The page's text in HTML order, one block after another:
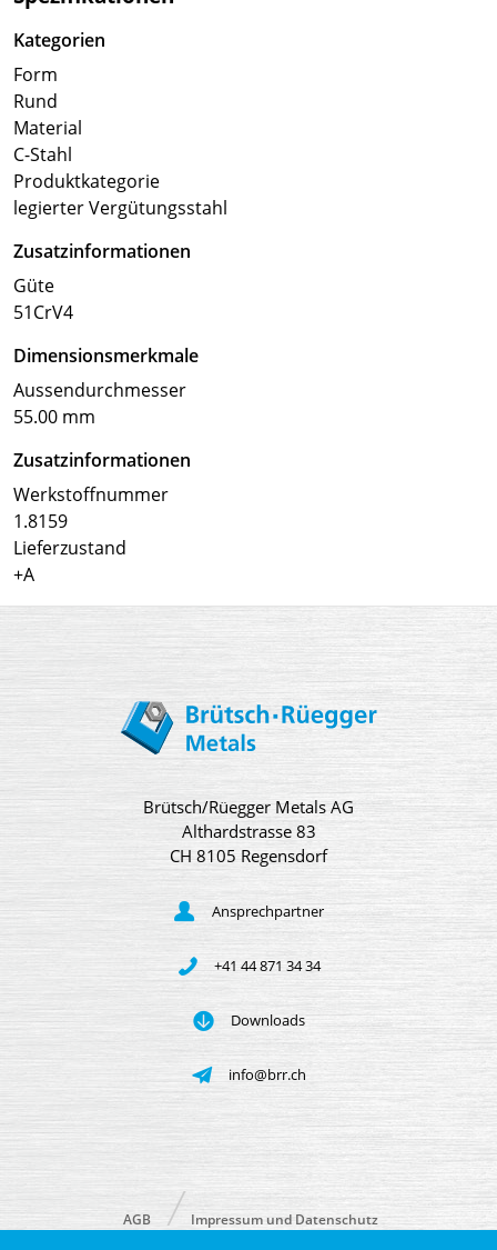
Kategorien
Form
Rund
Material
C-Stahl
Produktkategorie
legierter Vergütungsstahl
Zusatzinformationen
Güte
51CrV4
Dimensionsmerkmale
Aussendurchmesser
55.00 mm
Zusatzinformationen
Werkstoffnummer
1.8159
Lieferzustand
+A
Brütsch/Rüegger Metals AG
Althardstrasse 83
CH 8105 Regensdorf
Ansprechpartner
+41 44 871 34 34
Downloads
info@brr.ch
AGB Impressum und Datenschutz